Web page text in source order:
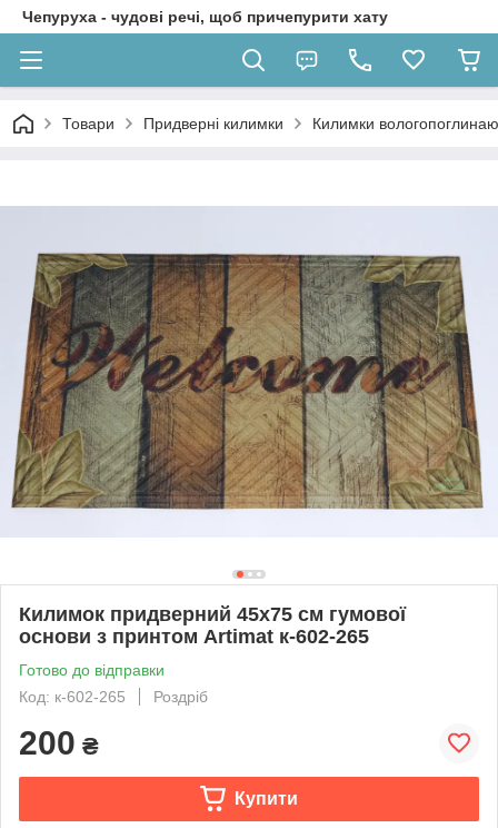
Чепуруха - чудовi речi, щоб причепурити хату
Товари Придверні килимки Килимки
Килимок придверний 45x75 см гумової
основи з принтом Artimat к-602-265
Готово до відправки
Код: к-602-265
Роздріб
200 ₴
Купити